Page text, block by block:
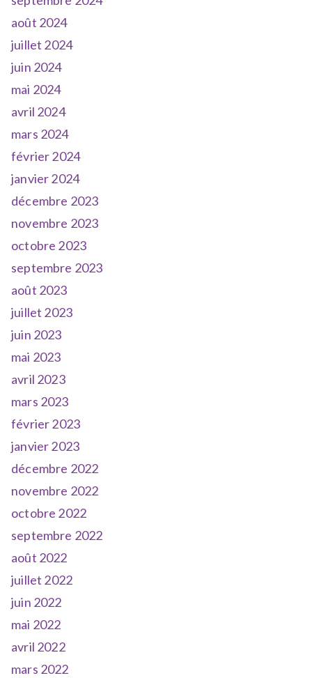
août 2024
juillet 2024
juin 2024
mai 2024
avril 2024
mars 2024
février 2024
janvier 2024
décembre 2023
novembre 2023
octobre 2023
septembre 2023
août 2023
juillet 2023
juin 2023
mai 2023
avril 2023
mars 2023
février 2023
janvier 2023
décembre 2022
novembre 2022
octobre 2022
septembre 2022
août 2022
juillet 2022
juin 2022
mai 2022
avril 2022
mars 2022